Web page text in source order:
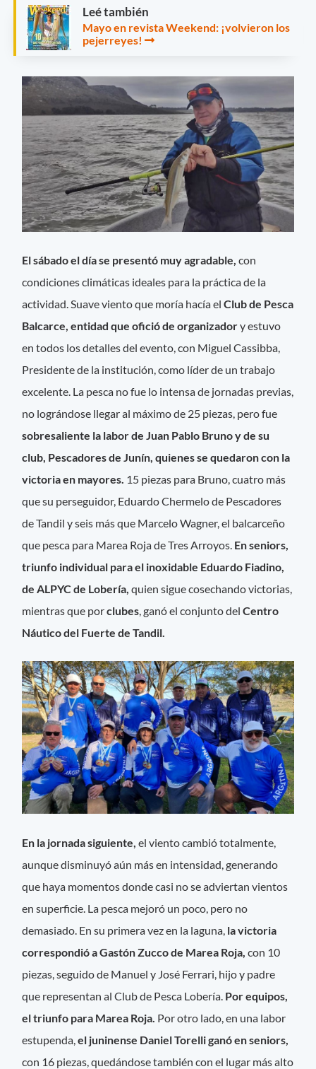
Leé también
Mayo en revista Weekend: ¡volvieron los
pejerreyes!
El sábado el día se presentó muy agradable,con
condiciones climáticas ideales para la práctica de la
actividad. Suave viento que moría hacía elClub de Pesca
Balcarce, entidad que ofició de organizadory estuvo
en todos los detalles del evento, con Miguel Cassibba,
Presidente de la institución, como líder de un trabajo
excelente. La pesca no fue lo intensa de jornadas previas,
no lográndose llegar al máximo de 25 piezas, pero fue
sobresaliente la labor de Juan Pablo Bruno y de su
club, Pescadores de Junín, quienes se quedaron con la
victoria en mayores. 15 piezas para Bruno, cuatro más
que su perseguidor, Eduardo Chermelo de Pescadores
de Tandil y seis más que Marcelo Wagner, el balcarceño
que pesca para Marea Roja de Tres Arroyos. En seniors,
triunfo individual para el inoxidable Eduardo Fiadino,
de ALPYC de Lobería, quien sigue cosechando victorias,
mientras que porclubes, ganó el conjunto delCentro
Náutico del Fuerte de Tandil.
En la jornada siguiente, el viento cambió totalmente,
aunque disminuyó aún más en intensidad, generando
que haya momentos donde casi no se adviertan vientos
en superficie. La pesca mejoró un poco, pero no
demasiado. En su primera vez en la laguna, la victoria
correspondió a Gastón Zucco de Marea Roja,con 10
piezas, seguido de Manuel y José Ferrari, hijo y padre
que representan al Club de Pesca Lobería. Por equipos,
el triunfo para Marea Roja. Por otro lado, en una labor
estupenda, el juninense Daniel Torelli ganó en seniors,
con 16 piezas, quedándose también con el lugar más alto